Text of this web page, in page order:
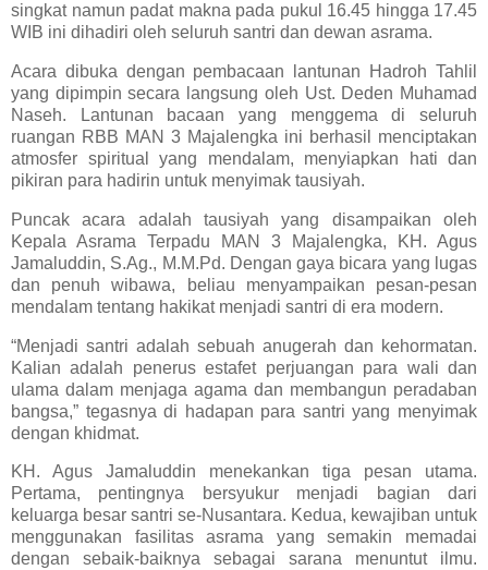
singkat namun padat makna pada pukul 16.45 hingga 17.45
WIB ini dihadiri oleh seluruh santri dan dewan asrama.
Acara dibuka dengan pembacaan lantunan Hadroh Tahlil
yang dipimpin secara langsung oleh Ust. Deden Muhamad
Naseh. Lantunan bacaan yang menggema di seluruh
ruangan RBB MAN 3 Majalengka ini berhasil menciptakan
atmosfer spiritual yang mendalam, menyiapkan hati dan
pikiran para hadirin untuk menyimak tausiyah.
Puncak acara adalah tausiyah yang disampaikan oleh
Kepala Asrama Terpadu MAN 3 Majalengka, KH. Agus
Jamaluddin, S.Ag., M.M.Pd. Dengan gaya bicara yang lugas
dan penuh wibawa, beliau menyampaikan pesan-pesan
mendalam tentang hakikat menjadi santri di era modern.
“Menjadi santri adalah sebuah anugerah dan kehormatan.
Kalian adalah penerus estafet perjuangan para wali dan
ulama dalam menjaga agama dan membangun peradaban
bangsa,” tegasnya di hadapan para santri yang menyimak
dengan khidmat.
KH. Agus Jamaluddin menekankan tiga pesan utama.
Pertama, pentingnya bersyukur menjadi bagian dari
keluarga besar santri se-Nusantara. Kedua, kewajiban untuk
menggunakan fasilitas asrama yang semakin memadai
dengan sebaik-baiknya sebagai sarana menuntut ilmu.